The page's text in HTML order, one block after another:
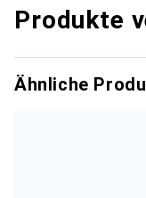
Produkte
Ähnliche